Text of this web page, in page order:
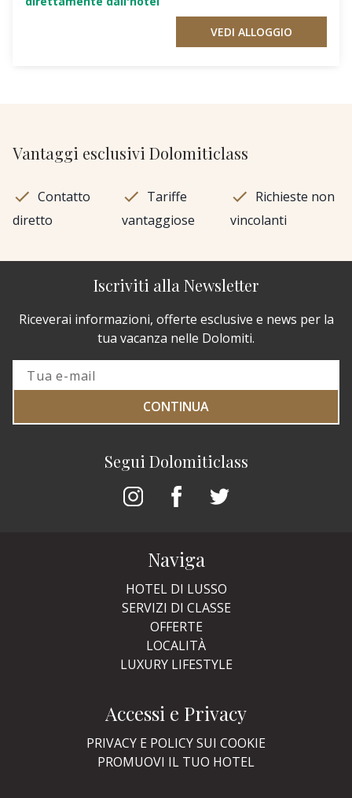
VEDI ALLOGGIO
Vantaggi esclusivi Dolomiticlass
Contatto
diretto
Tariffe
vantaggiose
Richieste non
vincolanti
Segui Dolomiticlass
Iscriviti alla Newsletter
Riceverai informazioni, offerte esclusive e news per la
tua vacanza nelle Dolomiti.
CONTINUA
Naviga
HOTEL DI LUSSO
SERVIZI DI CLASSE
OFFERTE
LOCALITÀ
LUXURY LIFESTYLE
Accessi e Privacy
PRIVACY E POLICY SUI COOKIE
PROMUOVI IL TUO HOTEL